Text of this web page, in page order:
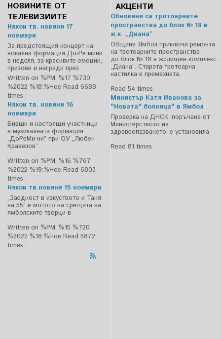
НОВИНИТЕ ОТ
ТЕЛЕВИЗИИТЕ
Някои тв. новини 17
ноември
За предстоящия концерт на
вокална формация До-Ре мини
в неделя, за красивите емоции,
призове и награди през
Written on %PM, %17 %730
%2022 %18:%Ное Read 6688
times
Някои тв. новини 16
ноември
Бивши и настоящи участници
в музикалната формация
„ДоРеМи-ни” при ОУ „Любен
Кравелов”
Written on %PM, %16 %767
%2022 %19:%Ное Read 6803
times
Някои тв.новини 15 ноември
„Заедност в изкуството и Таня
на 55“ е мотото на срещата на
ямболските творци в
Written on %PM, %15 %720
%2022 %18:%Ное Read 5872
times
АКЦЕНТИ
Обновени са тротоарните
пространства до блок № 18 в
ж.к. „Диана“
Община Ямбол приключи ремонта
на тротоарните пространства
до блок № 18 в жилищен комплекс
„Диана“. Старата тротоарна
настилка е премахната,
Read 54 times
Министър Катя Иванова за
"Новата" болница" в Ямбол
Проверка на ДНСК, поръчана от
Министерството на
здравеопазването, е установила
Read 81 times